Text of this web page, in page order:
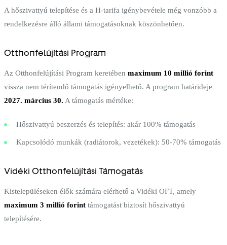
A hőszivattyú telepítése és a H-tarifa igénybevétele még vonzóbb a
rendelkezésre álló állami támogatásoknak köszönhetően.
Otthonfelújítási Program
Az Otthonfelújítási Program keretében maximum 10 millió forint
vissza nem térítendő támogatás igényelhető. A program határideje
2027. március 30. A támogatás mértéke:
Hőszivattyú beszerzés és telepítés: akár 100% támogatás
Kapcsolódó munkák (radiátorok, vezetékek): 50-70% támogatás
Vidéki Otthonfelújítási Támogatás
Kistelepüléseken élők számára elérhető a Vidéki OFT, amely
maximum 3 millió forint támogatást biztosít hőszivattyú
telepítésére.